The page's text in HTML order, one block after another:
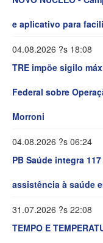
e aplicativo para
04.08.2026 ?s 18:08
TRE impõe sigilo
Federal sobre
Morroni
04.08.2026 ?s 06:24
PB Saúde integra
assistência à saúde
31.07.2026 ?s 22:08
TEMPO E